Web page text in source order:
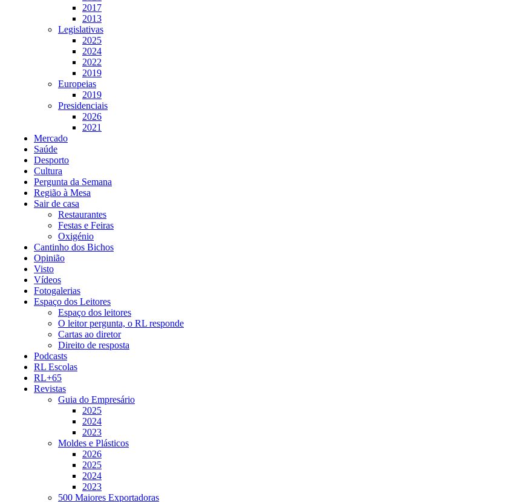
2017
2013
Legislativas
2025
2024
2022
2019
Europeias
2019
Presidenciais
2026
2021
Mercado
Saúde
Desporto
Cultura
Pergunta da Semana
Região à Mesa
Sair de casa
Restaurantes
Festas e Feiras
Oxigénio
Cantinho dos Bichos
Opinião
Visto
Vídeos
Fotogalerias
Espaço dos Leitores
Espaço dos leitores
O leitor pergunta, o RL responde
Cartas ao diretor
Direito de resposta
Podcasts
RL Escolas
RL+65
Revistas
Guia do Empresário
2025
2024
2023
Moldes e Plásticos
2026
2025
2024
2023
500 Maiores Exportadoras